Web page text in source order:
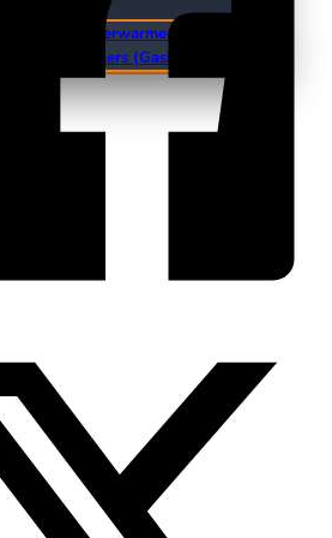
Terrasverwarmers
Terrasverwarmers (Gasheaters)